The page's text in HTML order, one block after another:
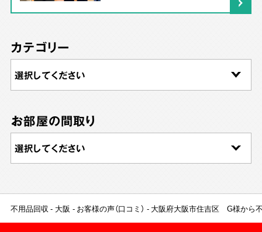
カテゴリー
お部屋の間取り
不用品回収 大阪 お客様の声（口コミ） 大阪府大阪市住吉区 G様から